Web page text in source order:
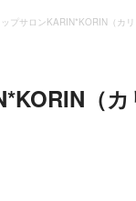
プサロンKARIN*KORIN（カリ
（カ